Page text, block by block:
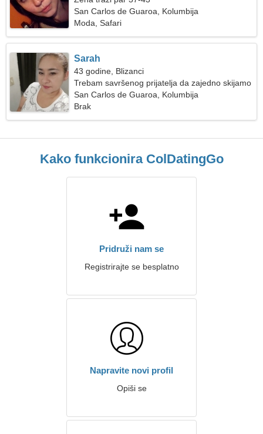
San Carlos de Guaroa, Kolumbija
Moda, Safari
Sarah
43 godine, Blizanci
Trebam savršenog prijatelja da zajedno skijamo
San Carlos de Guaroa, Kolumbija
Brak
Kako funkcionira ColDatingGo
Pridruži nam se
Registrirajte se besplatno
Napravite novi profil
Opiši se